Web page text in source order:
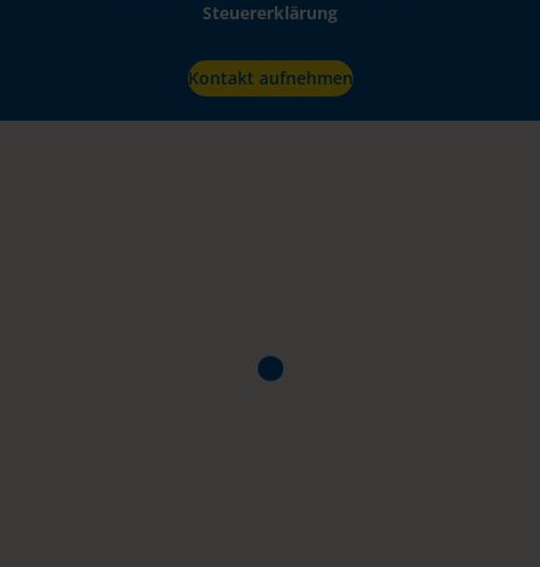
Steuererklärung
Kontakt aufnehmen